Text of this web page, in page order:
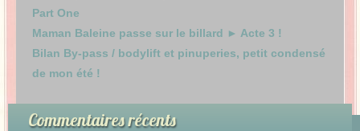
Part One
Maman Baleine passe sur le billard ► Acte 3 !
Bilan By-pass / bodylift et pinuperies, petit condensé
de mon été !
Commentaires récents